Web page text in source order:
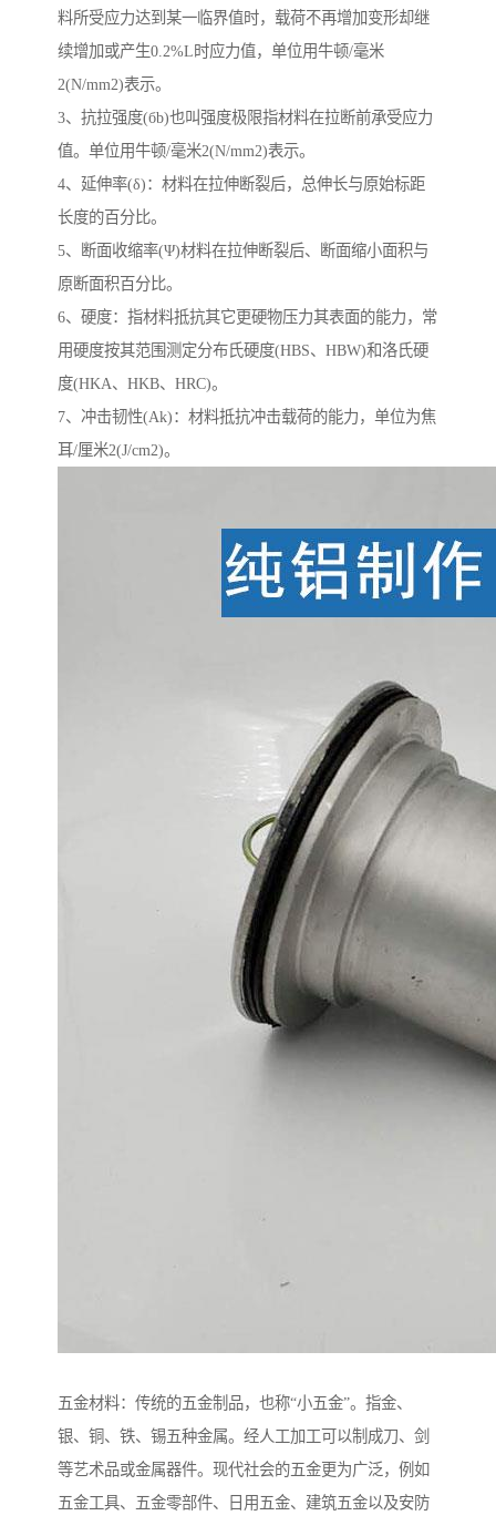
料所受应力达到某一临界值时，载荷不再增加变形却继
续增加或产生0.2%L时应力值，单位用牛顿/毫米
2(N/mm2)表示。
3、抗拉强度(бb)也叫强度极限指材料在拉断前承受应力
值。单位用牛顿/毫米2(N/mm2)表示。
4、延伸率(δ)：材料在拉伸断裂后，总伸长与原始标距
长度的百分比。
5、断面收缩率(Ψ)材料在拉伸断裂后、断面缩小面积与
原断面积百分比。
6、硬度：指材料抵抗其它更硬物压力其表面的能力，常
用硬度按其范围测定分布氏硬度(HBS、HBW)和洛氏硬
度(HKA、HKB、HRC)。
7、冲击韧性(Ak)：材料抵抗冲击载荷的能力，单位为焦
耳/厘米2(J/cm2)。
五金材料：传统的五金制品，也称“小五金”。指金、
银、铜、铁、锡五种金属。经人工加工可以制成刀、剑
等艺术品或金属器件。现代社会的五金更为广泛，例如
五金工具、五金零部件、日用五金、建筑五金以及安防